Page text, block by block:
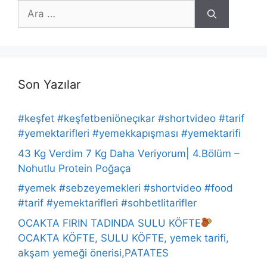
için
Son Yazılar
#keşfet #keşfetbeniöneçıkar #shortvideo #tarif
#yemektarifleri #yemekkapışması #yemektarifi
43 Kg Verdim 7 Kg Daha Veriyorum| 4.Bölüm –
Nohutlu Protein Poğaça
#yemek #sebzeyemekleri #shortvideo #food
#tarif #yemektarifleri #sohbetlitarifler
OCAKTA FIRIN TADINDA SULU KÖFTE
OCAKTA KÖFTE, SULU KÖFTE, yemek tarifi,
akşam yemeği önerisi,PATATES